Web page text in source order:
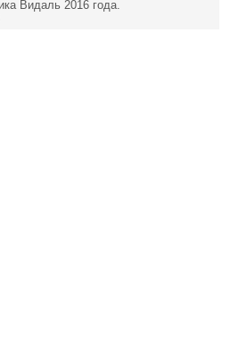
Видаль 2016 года.